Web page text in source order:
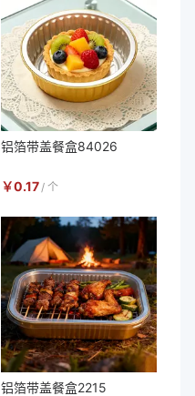
铝箔带盖餐盒84026
￥0.17 / 个
铝箔带盖餐盒2215